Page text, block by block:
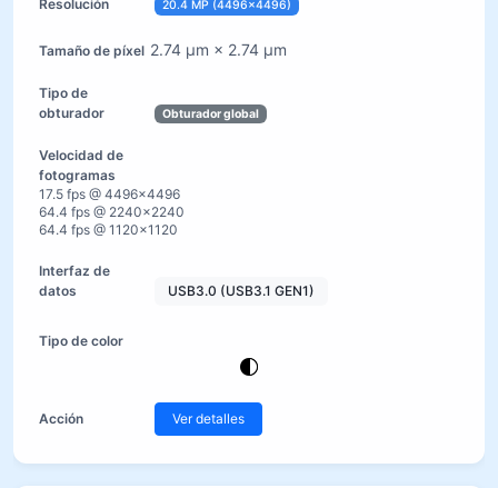
20.4 MP (4496×4496)
2.74 µm × 2.74 µm
Obturador global
17.5 fps @ 4496×4496
64.4 fps @ 2240×2240
64.4 fps @ 1120×1120
USB3.0 (USB3.1 GEN1)
Ver detalles